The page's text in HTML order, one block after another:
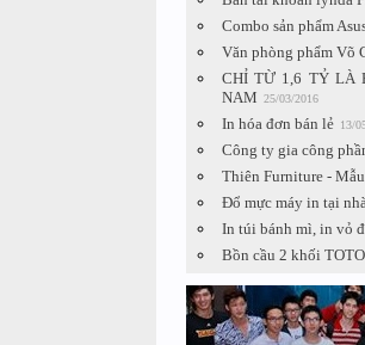
Combo sản phẩm
Văn phòng phẩm Võ
CHỈ TỪ 1,6 TỶ LÀ
NAM 25/03/2016
In hóa đơn bán lẻ 13/
Công ty gia công
Thiên Furniture -
Đổ mực máy in tại
In túi bánh mì, in vỏ
Bồn cầu 2 khối